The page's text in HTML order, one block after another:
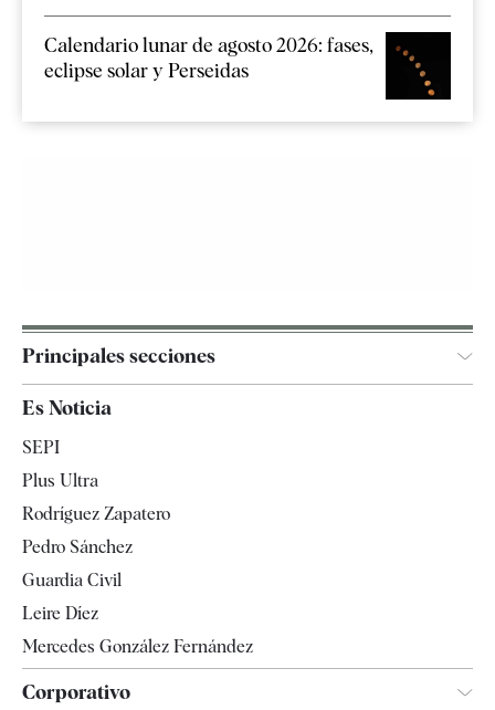
Calendario lunar de agosto 2026: fases,
eclipse solar y Perseidas
Principales secciones
España
Televisión
Es Noticia
SEPI
Plus Ultra
Rodríguez Zapatero
Pedro Sánchez
Guardia Civil
Leire Díez
Mercedes González Fernández
Corporativo